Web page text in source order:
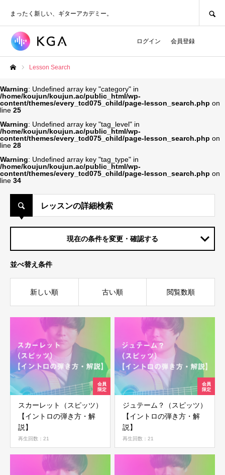
まったく新しい、ギターアカデミー。
ログイン 会員登録
Lesson Search
Warning: Undefined array key "category" in
/home/koujun/koujun.ac/public_html/wp-
content/themes/every_tcd075_child/page-lesson_search.php on
line 25
Warning: Undefined array key "tag_level" in
/home/koujun/koujun.ac/public_html/wp-
content/themes/every_tcd075_child/page-lesson_search.php on
line 28
Warning: Undefined array key "tag_type" in
/home/koujun/koujun.ac/public_html/wp-
content/themes/every_tcd075_child/page-lesson_search.php on
line 34
レッスンの詳細検索
現在の条件を変更・確認する
並べ替え条件
新しい順 古い順 閲覧数順
スカーレット（スピッツ）
【イントロの弾き方・解
説】
再生回数：21
ジュテーム？（スピッツ）
【イントロの弾き方・解
説】
再生回数：21